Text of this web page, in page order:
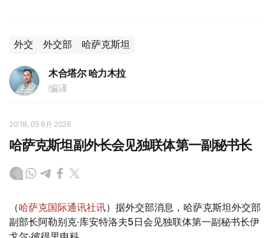
外交 外交部 哈萨克斯坦
木合塔尔 哈力木拉
编译
20:18, 05 8月 2026
哈萨克斯坦副外长会见独联体第一副秘书长
（哈萨克国际通讯社讯）据外交部消息，哈萨克斯坦外交部
副部长阿勒别克·库安特洛夫5日会见独联体第一副秘书长伊